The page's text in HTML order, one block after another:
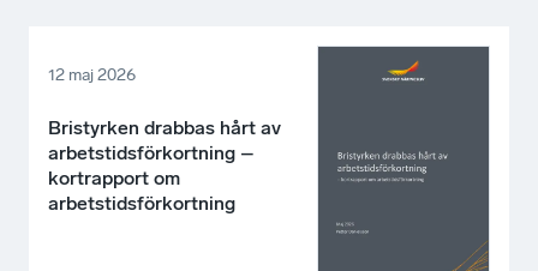
12 maj 2026
Bristyrken drabbas hårt av
arbetstidsförkortning –
kortrapport om
arbetstidsförkortning